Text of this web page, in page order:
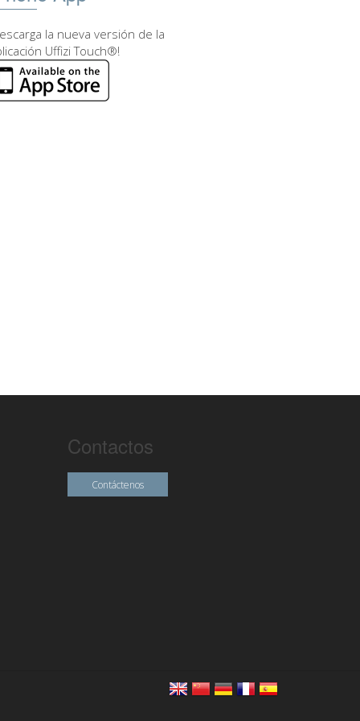
la nueva versión de la
Uffizi Touch®!
Contactos
Contáctenos